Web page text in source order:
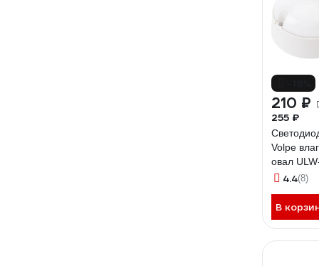
210 ₽
255 ₽
Volpe
овал
IP65
4.4(8)
В